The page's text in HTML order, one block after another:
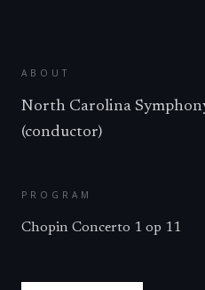
ABOUT
North Carolina
(conductor)
PROGRAM
Chopin Concerto 1 op 11